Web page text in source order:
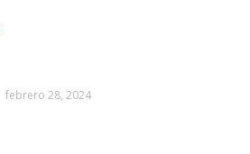
febrero 28, 2024